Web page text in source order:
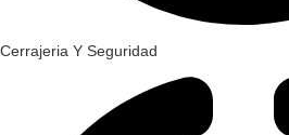
Cerrajeria Y Seguridad